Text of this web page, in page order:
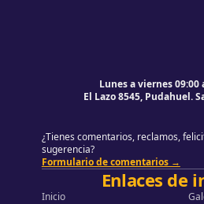
Lunes a viernes 09:00
El Lazo 8545, Pudahuel.
¿Tienes comentarios, reclamos,
sugerencia?
Formulario de comentarios →
Enlaces de
Inicio